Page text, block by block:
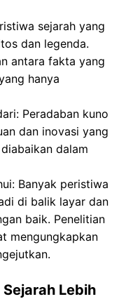
sejarah yang
dan legenda.
antara fakta yang
hanya
Peradaban kuno
dan inovasi yang
dalam
Banyak peristiwa
di balik layar dan
baik. Penelitian
mengungkapkan
Lebih